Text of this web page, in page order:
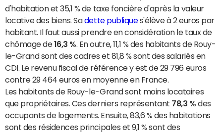
d'habitation et 35,1 % de taxe foncière d'après la valeur
locative des biens. Sadette publiques'élève à 2 euros par
habitant. Il faut aussi prendre en considération le taux de
chômage de16,3 % . En outre, 11,1 % des habitants de Rouy-
le-Grand sont des cadres et 81,8 % sont des salariés en
CDI. Le revenu fiscal de référence y est de 29 796 euros
contre 29 464 euros en moyenne en France.
Les habitants de Rouy-le-Grand sont moins locataires
que propriétaires. Ces derniers représentant 78,3 % des
occupants de logements. Ensuite, 83,6 % des habitations
sont des résidences principales et 9,1 % sont des